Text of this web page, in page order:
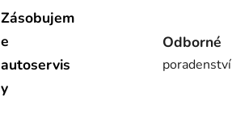
Zásobujem
e
autoservis
y
Odborné
poradenství